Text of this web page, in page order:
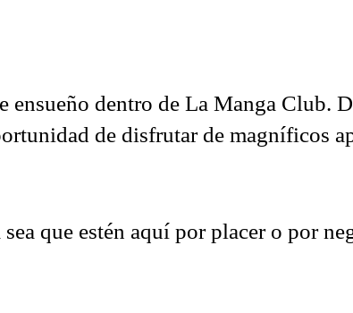
dentro de La Manga Club.
de disfrutar de magníficos
que estén aquí por placer o por